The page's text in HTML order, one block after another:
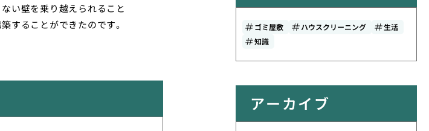
い壁を乗り越えられること
することができたのです。
ゴミ屋敷 ハウスクリーニング
生活
知識
アーカイブ